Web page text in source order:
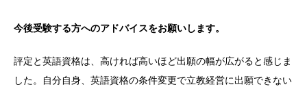
今後受験する方へのアドバイスをお願いします。
評定と英語資格は、高ければ高いほど出願の幅が広がると感じま
した。自分自身、英語資格の条件変更で立教経営に出願できない